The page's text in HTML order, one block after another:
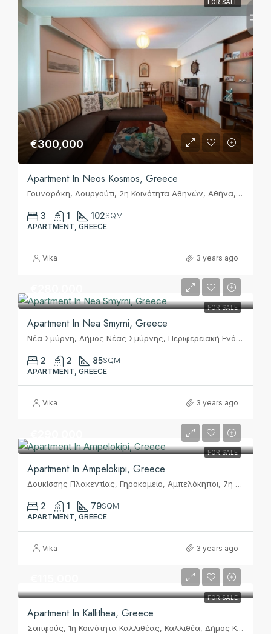
FOR SALE
€300,000
Apartment In Neos Kosmos, Greece
Γουναράκη, Δουργούτι, 2η Κοινότητα Αθηνών, Αθήνα, Δήμος Αθηναίων, Περιφερειακή Ενότητα Κεντρικού Τομέα Αθηνών, Περιφέρεια Αττικής, Αποκεντρωμένη Διοίκηση Αττικής, 117 44, Ελλάς
3 1 102SQM
APARTMENT, GREECE
Vika 3 years ago
FOR SALE
Apartment In Nea Smyrni, Greece
Νέα Σμύρνη, Δήμος Νέας Σμύρνης, Περιφερειακή Ενότητα Νοτίου Τομέα Αθηνών, Περιφέρεια Αττικής, Αποκεντρωμένη Διοίκηση Αττικής, 171 21, Ελλάς
2 2 85SQM
APARTMENT, GREECE
Vika 3 years ago
FOR SALE
Apartment In Ampelokipi, Greece
Δουκίσσης Πλακεντίας, Γηροκομείο, Αμπελόκηποι, 7η Κοινότητα Αθηνών, Αθήνα, Δήμος Αθηναίων, Περιφερειακή Ενότητα Κεντρικού Τομέα Αθηνών, Περιφέρεια Αττικής, Αποκεντρωμένη Διοίκηση Αττικής, 115 24, Ελλάς
2 1 79SQM
APARTMENT, GREECE
Vika 3 years ago
FOR SALE
Apartment In Kallithea, Greece
Σαπφούς, 1η Κοινότητα Καλλιθέας, Καλλιθέα, Δήμος Καλλιθέας, Περιφερειακή Ενότητα Νοτίου Τομέα Αθηνών, Περιφέρεια Αττικής, Αποκεντρωμένη Διοίκηση Αττικής, 17676, Ελλάς